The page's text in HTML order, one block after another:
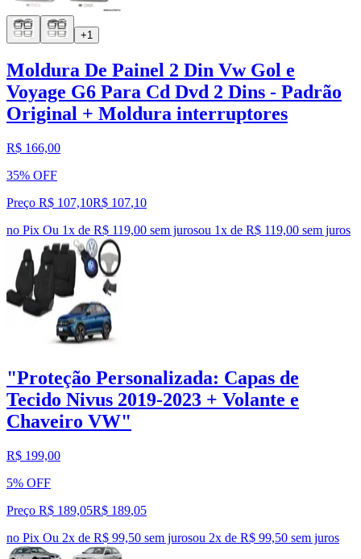
+1
Moldura De Painel 2 Din Vw Gol e
Voyage G6 Para Cd Dvd 2 Dins - Padrão
Original + Moldura interruptores
R$ 166,00
35% OFF
Preço R$ 107,10R$ 107,10
no Pix Ou 1x de R$ 119,00 sem jurosou 1x de R$ 119,00 sem juros
"Proteção Personalizada: Capas de
Tecido Nivus 2019-2023 + Volante e
Chaveiro VW"
R$ 199,00
5% OFF
Preço R$ 189,05R$ 189,05
no Pix Ou 2x de R$ 99,50 sem jurosou 2x de R$ 99,50 sem juros